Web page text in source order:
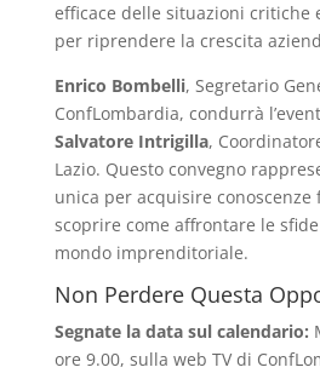
efficace delle situazioni critiche
per riprendere la crescita
Enrico Bombelli, Segretario
ConfLombardia, condurrà
Salvatore Intrigilla,
Lazio. Questo convegno
unica per acquisire conoscenze
scoprire come affrontare le
mondo imprenditoriale.
Non Perdere Questa
Segnate la data sul calendario:
ore 9.00, sulla web TV di